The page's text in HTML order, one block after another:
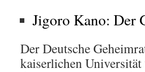
Jigoro Kano: Der
Der Deutsche
kaiserlichen